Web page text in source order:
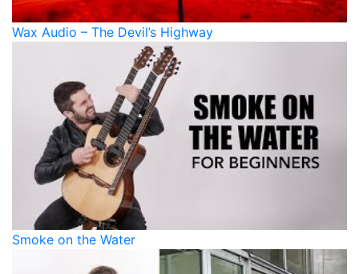
Wax Audio – The Devil’s Highway
Smoke on the Water